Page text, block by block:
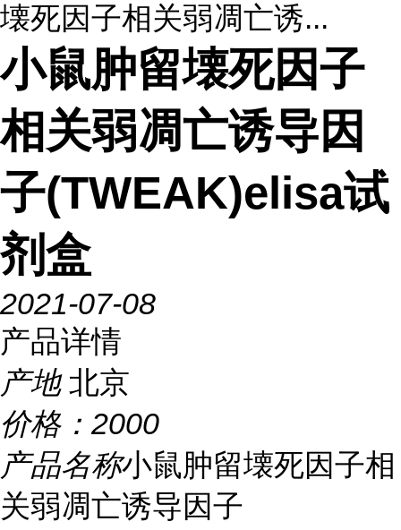
壊死因子相关弱凋亡诱...
小鼠肿留壊死因子
相关弱凋亡诱导因
子(TWEAK)elisa试
剂盒
2021-07-08
产品详情
产地 北京
价格： 2000
产品名称小鼠肿留壊死因子相
关弱凋亡诱导因子